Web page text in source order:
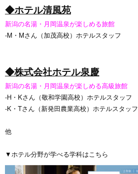
◆ホテル清風苑
新潟の名湯・月岡温泉が楽しめる旅館
-M・Mさん（加茂高校）ホテルスタッフ
◆株式会社ホテル泉慶
新潟の名湯・月岡温泉が楽しめる高級旅館
-H・Kさん（敬和学園高校）ホテルスタッフ
-K・Tさん（新発田農業高校）ホテルスタッフ
他
▼ホテル分野が学べる学科はこちら